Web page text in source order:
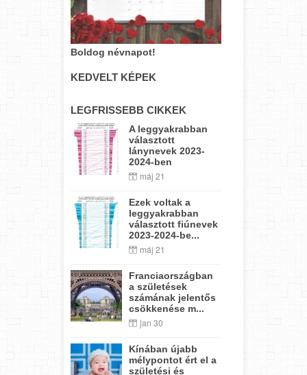
Boldog névnapot!
KEDVELT KÉPEK
LEGFRISSEBB CIKKEK
A leggyakrabban
választott
lánynevek 2023-
2024-ben
máj 21
Ezek voltak a
leggyakrabban
választott fiúnevek
2023-2024-be...
máj 21
Franciaországban
a születések
számának jelentős
csökkenése m...
jan 30
Kínában újabb
mélypontot ért el a
születési és